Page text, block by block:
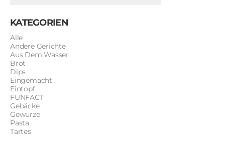
KATEGORIEN
Alle
Andere Gerichte
Aus Dem Wasser
Brot
Dips
Eingemacht
Eintopf
FUNFACT
Gebäcke
Gewürze
Pasta
Tartes